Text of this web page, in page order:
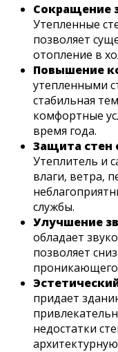
Сокращение
Утепленные
позволяет
отопление в
Повышение
утепленными
стабильная
комфортные
время года.
Защита стен
Утеплитель и
влаги‚ ветра‚
службы.
Улучшение
обладает
позволяет
придает
недостатки